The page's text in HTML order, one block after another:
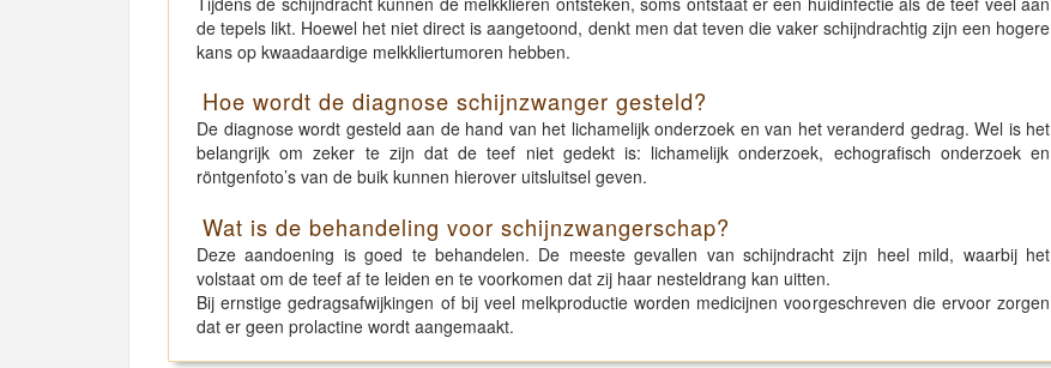
de tepels likt. Hoewel het niet direct is aangetoond, denkt men dat teven die vaker schijndrachtig zijn een hogere
kans op kwaadaardige melkkliertumoren hebben.
Hoe wordt de diagnose schijnzwanger gesteld?
De diagnose wordt gesteld aan de hand van het lichamelijk onderzoek en van het veranderd gedrag. Wel is het
belangrijk om zeker te zijn dat de teef niet gedekt is: lichamelijk onderzoek, echografisch onderzoek en
röntgenfoto’s van de buik kunnen hierover uitsluitsel geven.
Wat is de behandeling voor schijnzwangerschap?
Deze aandoening is goed te behandelen. De meeste gevallen van schijndracht zijn heel mild, waarbij het
volstaat om de teef af te leiden en te voorkomen dat zij haar nesteldrang kan uitten.
Bij ernstige gedragsafwijkingen of bij veel melkproductie worden medicijnen voorgeschreven die ervoor zorgen
dat er geen prolactine wordt aangemaakt.